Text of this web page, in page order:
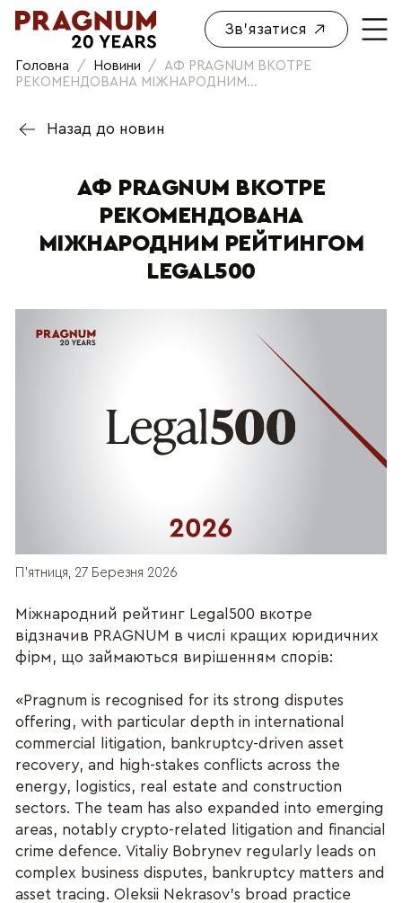
Зв'язатися
Головна / Новини /
АФ PRAGNUM ВКОТРЕ
РЕКОМЕНДОВАНА МІЖНАРОДНИМ...
Назад до новин
АФ PRAGNUM ВКОТРЕ
РЕКОМЕНДОВАНА
МІЖНАРОДНИМ РЕЙТИНГОМ
LEGAL500
П’ятниця, 27 Березня 2026
Міжнародний рейтинг Legal500 вкотре
відзначив PRAGNUM в числі кращих юридичних
фірм, що займаються вирішенням спорів:
«Pragnum is recognised for its strong disputes
offering, with particular depth in international
commercial litigation, bankruptcy-driven asset
recovery, and high-stakes conflicts across the
energy, logistics, real estate and construction
sectors. The team has also expanded into emerging
areas, notably crypto-related litigation and financial
crime defence. Vitaliy Bobrynev regularly leads on
complex business disputes, bankruptcy matters and
asset tracing. Oleksii Nekrasov's broad practice